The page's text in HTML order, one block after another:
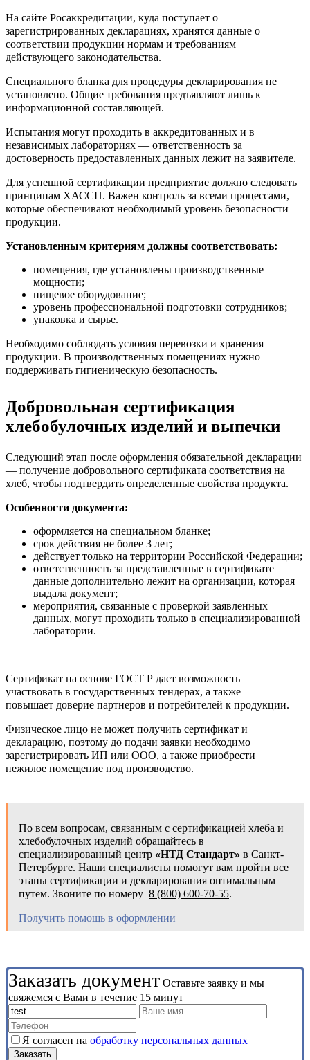
На сайте Росаккредитации, куда поступает о
зарегистрированных декларациях, хранятся данные о
соответствии продукции нормам и требованиям
действующего законодательства.
Специального бланка для процедуры декларирования не
установлено. Общие требования предъявляют лишь к
информационной составляющей.
Испытания могут проходить в аккредитованных и в
независимых лабораториях — ответственность за
достоверность предоставленных данных лежит на заявителе.
Для успешной сертификации предприятие должно следовать
принципам ХАССП. Важен контроль за всеми процессами,
которые обеспечивают необходимый уровень безопасности
продукции.
Установленным критериям должны соответствовать:
помещения, где установлены производственные
мощности;
пищевое оборудование;
уровень профессиональной подготовки сотрудников;
упаковка и сырье.
Необходимо соблюдать условия перевозки и хранения
продукции. В производственных помещениях нужно
поддерживать гигиеническую безопасность.
Добровольная сертификация
хлебобулочных изделий и выпечки
Следующий этап после оформления обязательной декларации
— получение добровольного сертификата соответствия на
хлеб, чтобы подтвердить определенные свойства продукта.
Особенности документа:
оформляется на специальном бланке;
срок действия не более 3 лет;
действует только на территории Российской Федерации;
ответственность за представленные в сертификате
данные дополнительно лежит на организации, которая
выдала документ;
мероприятия, связанные с проверкой заявленных
данных, могут проходить только в специализированной
лаборатории.
Сертификат на основе ГОСТ Р дает возможность
участвовать в государственных тендерах, а также
повышает доверие партнеров и потребителей к продукции.
Физическое лицо не может получить сертификат и
декларацию, поэтому до подачи заявки необходимо
зарегистрировать ИП или ООО, а также приобрести
нежилое помещение под производство.
По всем вопросам, связанным с сертификацией хлеба и
хлебобулочных изделий обращайтесь в
специализированный центр «НТД Стандарт» в Санкт-
Петербурге. Наши специалисты помогут вам пройти все
этапы сертификации и декларирования оптимальным
путем. Звоните по номеру 8 (800) 600-70-55.
Получить помощь в оформлении
Заказать документ Оставьте заявку и мы
свяжемся с Вами в течение 15 минут
Я согласен на обработку персональных данных